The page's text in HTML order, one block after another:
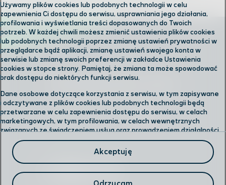
Skontaktuj się z nami
Odwiedź nas w salonie
Formularz kontaktowy
Używamy plików cookies lub podobnych technologii w celu
zapewnienia Ci dostępu do serwisu, usprawniania jego działania,
profilowania i wyświetlania treści dopasowanych do Twoich
potrzeb. W każdej chwili możesz zmienić ustawienia plików cookies
lub podobnych technologii poprzez zmianę ustawień prywatności w
przeglądarce bądź aplikacji, zmianę ustawień swojego konta w
serwisie lub zmianę swoich preferencji w zakładce Ustawienia
cookies w stopce strony. Pamiętaj, że zmiana ta może spowodować
brak dostępu do niektórych funkcji serwisu.
Dane osobowe dotyczące korzystania z serwisu, w tym zapisywane
i odczytywane z plików cookies lub podobnych technologii będą
przetwarzane w celu zapewnienia dostępu do serwisu, w celach
marketingowych, w tym profilowania, w celach wewnętrznych
związanych ze świadczeniem usług oraz prowadzeniem działalności
gospodarczej, w tym dowodowych, analitycznych i statystycznych,
wykrywania i eliminowania nadużyć oraz w celu wykonywania
obowiązków wynikających z przepisów prawa. Administratorem
Twoich danych jestPolkomtel sp. z o.o.
Przysługuje Ci prawo do dostępu do danych, ich usunięcia,
Akceptuję